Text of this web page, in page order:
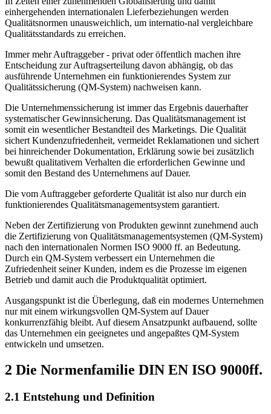
einhergehenden internationalen Lieferbeziehungen werden
Qualitätsnormen unausweichlich, um internatio-nal vergleichbare
Qualitätsstandards zu erreichen.
Immer mehr Auftraggeber - privat oder öffentlich machen ihre
Entscheidung zur Auftragserteilung davon abhängig, ob das
ausführende Unternehmen ein funktionierendes System zur
Qualitätssicherung (QM-System) nachweisen kann.
Die Unternehmenssicherung ist immer das Ergebnis dauerhafter
systematischer Gewinnsicherung. Das Qualitätsmanagement ist
somit ein wesentlicher Bestandteil des Marketings. Die Qualität
sichert Kundenzufriedenheit, vermeidet Reklamationen und sichert
bei hinreichender Dokumentation, Erklärung sowie bei zusätzlich
bewußt qualitativem Verhalten die erforderlichen Gewinne und
somit den Bestand des Unternehmens auf Dauer.
Die vom Auftraggeber geforderte Qualität ist also nur durch ein
funktionierendes Qualitätsmanagementsystem garantiert.
Neben der Zertifizierung von Produkten gewinnt zunehmend auch
die Zertifizierung von Qualitätsmanagementsystemen (QM-System)
nach den internationalen Normen ISO 9000 ff. an Bedeutung.
Durch ein QM-System verbessert ein Unternehmen die
Zufriedenheit seiner Kunden, indem es die Prozesse im eigenen
Betrieb und damit auch die Produktqualität optimiert.
Ausgangspunkt ist die Überlegung, daß ein modernes Unternehmen
nur mit einem wirkungsvollen QM-System auf Dauer
konkurrenzfähig bleibt. Auf diesem Ansatzpunkt aufbauend, sollte
das Unternehmen ein geeignetes und angepaßtes QM-System
entwickeln und umsetzen.
2 Die Normenfamilie DIN EN ISO 9000ff.
2.1 Entstehung und Definition